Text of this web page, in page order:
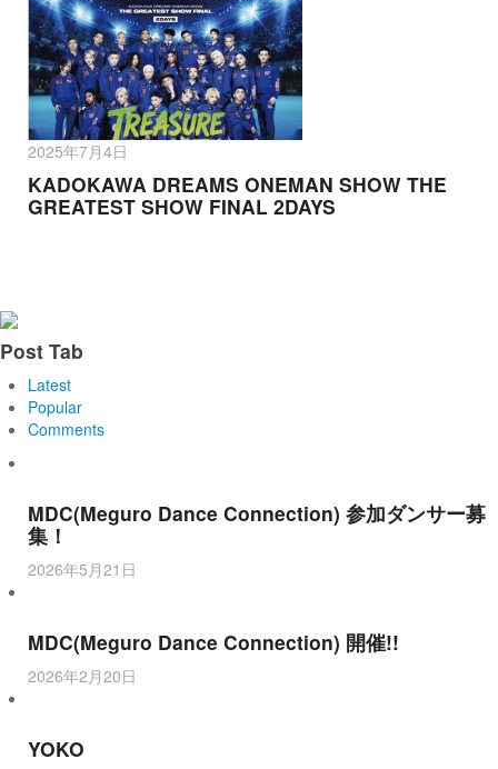
2025年7月4日
KADOKAWA DREAMS ONEMAN SHOW THE
GREATEST SHOW FINAL 2DAYS
Post Tab
Latest
Popular
Comments
MDC(Meguro Dance Connection) 参加ダンサー募
集！
2026年5月21日
MDC(Meguro Dance Connection) 開催!!
2026年2月20日
YOKO